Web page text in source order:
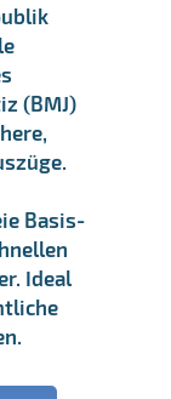
(BMJ)
Basis-
Ideal